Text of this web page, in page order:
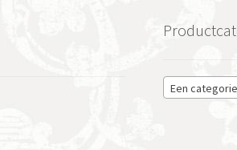
Een